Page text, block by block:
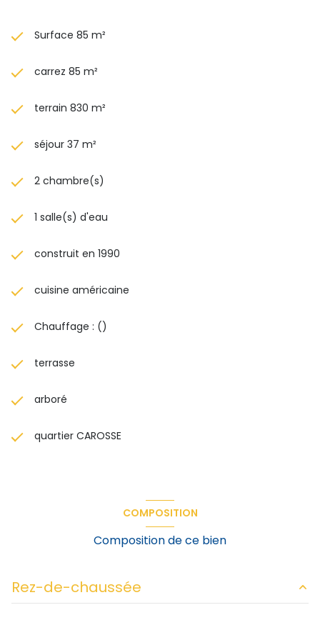
Surface 85 m²
carrez 85 m²
terrain 830 m²
séjour 37 m²
2 chambre(s)
1 salle(s) d'eau
construit en 1990
cuisine américaine
Chauffage : ()
terrasse
arboré
quartier CAROSSE
COMPOSITION
Composition de ce bien
Rez-de-chaussée